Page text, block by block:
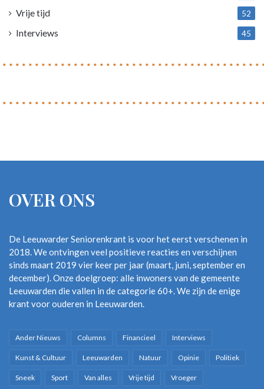
Vrije tijd 52
Interviews 45
OVER ONS
De Leeuwarder Seniorenkrant is voor het eerst verschenen in
2018. We ontvingen veel positieve reacties en verschijnen
sinds maart 2019 vier keer per jaar (maart, juni, september en
december). Onze doelgroep: alle inwoners van de gemeente
Leeuwarden die vallen in de categorie 60+. We zijn de enige
krant voor ouderen in Leeuwarden.
Ander Nieuws Columns Financieel Interviews
Kunst & Cultuur Leeuwarden Natuur Opinie Politiek
Sneek Sport Van alles Vrije tijd Vroeger